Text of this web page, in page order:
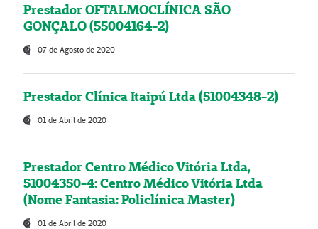
Prestador OFTALMOCLÍNICA SÃO
GONÇALO (55004164-2)
07 de Agosto de 2020
Prestador Clínica Itaipú Ltda (51004348-2)
01 de Abril de 2020
Prestador Centro Médico Vitória Ltda,
51004350-4: Centro Médico Vitória Ltda
(Nome Fantasia: Policlínica Master)
01 de Abril de 2020